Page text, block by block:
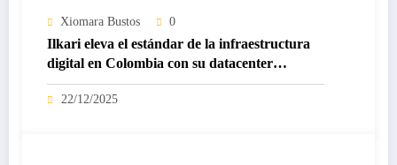
Xiomara Bustos 0
Ilkari eleva el estándar de la infraestructura
digital en Colombia con su datacenter
certificado Nivel IV de ICREA
22/12/2025